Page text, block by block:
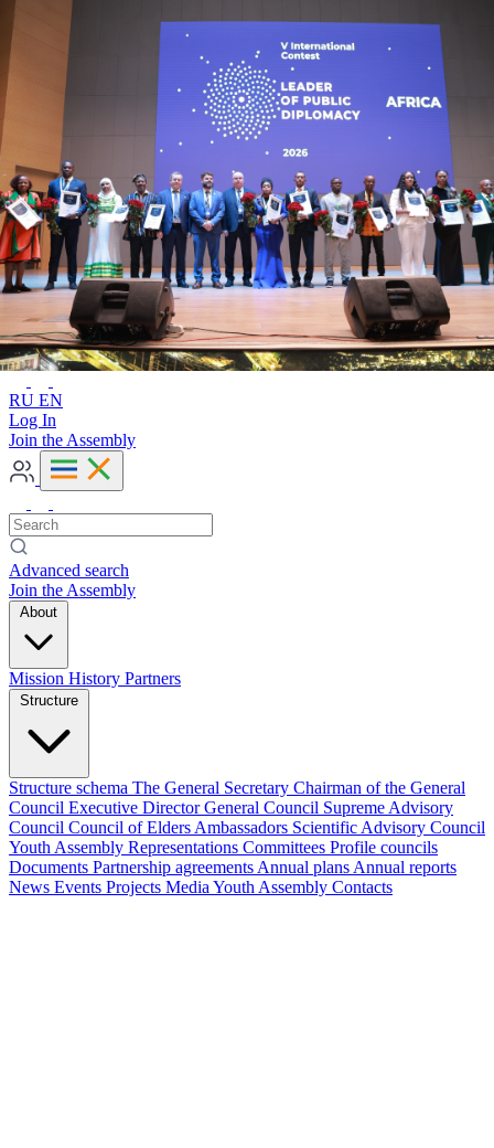
Advanced search
RU EN
RU EN
Log In
Join the Assembly
Advanced search
Join the Assembly
About
Mission History Partners
Structure
Structure schema The General Secretary Chairman of the General
Council Executive DirectorGeneral Council Supreme Advisory
Council Council of Elders Ambassadors Scientific Advisory Council
Youth Assembly Representations Committees Profile councils
Documents Partnership agreements Annual plans Annual reports
News Events Projects Media Youth Assembly Contacts